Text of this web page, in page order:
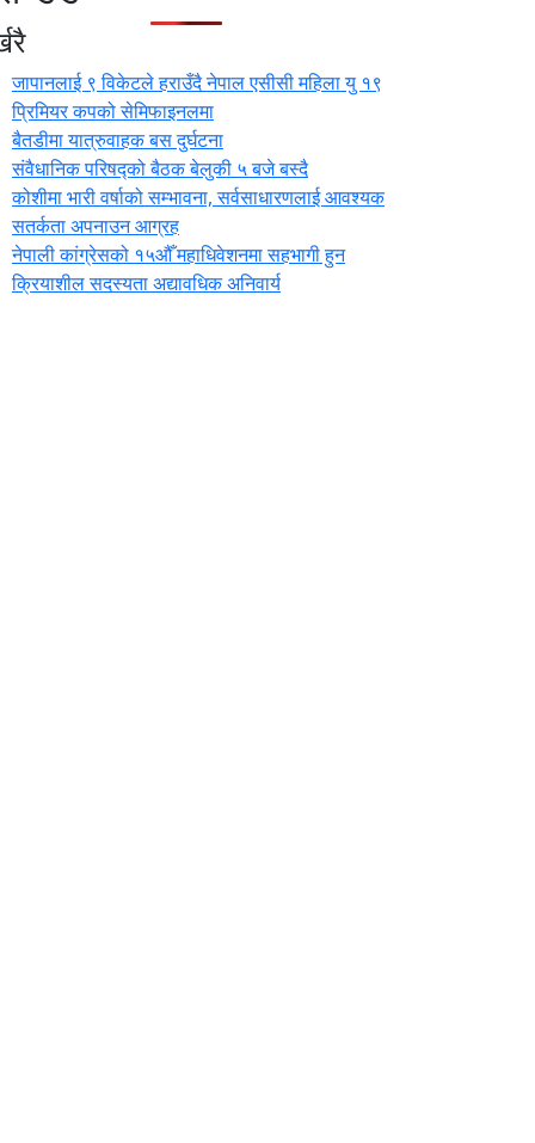
जापानलाई ९ विकेटले हराउँदै नेपाल एसीसी महिला यु १९
प्रिमियर कपको सेमिफाइनलमा
बैतडीमा यात्रुवाहक बस दुर्घटना
संवैधानिक परिषद्को बैठक बेलुकी ५ बजे बस्दै
कोशीमा भारी वर्षाको सम्भावना, सर्वसाधारणलाई आवश्यक
सतर्कता अपनाउन आग्रह
नेपाली कांग्रेसको १५औँ महाधिवेशनमा सहभागी हुन
क्रियाशील सदस्यता अद्यावधिक अनिवार्य